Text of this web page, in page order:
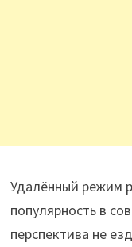
Удалённый режим
популярность в
перспектива не